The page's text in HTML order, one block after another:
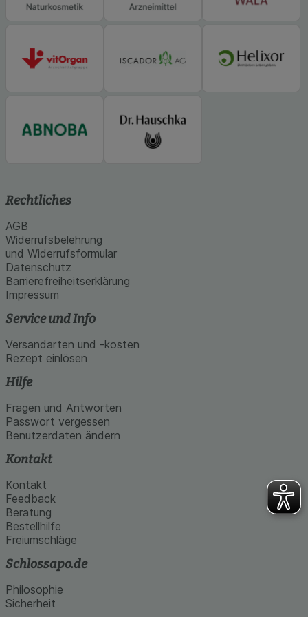
Informationen über die Art und Weise der Nutzung
den Inhalt auf unserer Website aber auch die
Werbung auf Drittseiten möglichst relevant für Sie
Rechtliches
AGB
Widerrufsbelehrung
und Widerrufsformular
Datenschutz
Barrierefreiheitserklärung
Impressum
Service und Info
Versandarten und -kosten
Rezept einlösen
Hilfe
Fragen und Antworten
Passwort vergessen
Benutzerdaten ändern
Kontakt
Kontakt
Feedback
Beratung
Bestellhilfe
Freiumschläge
Schlossapo.de
Philosophie
Sicherheit